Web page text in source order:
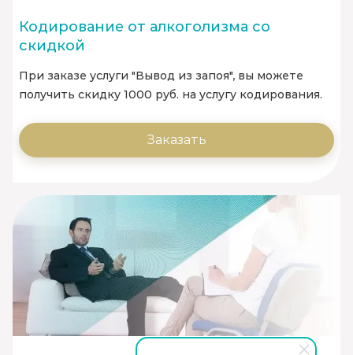
Кодирование от алкоголизма со
скидкой
При заказе услуги "Вывод из запоя", вы можете
получить скидку 1000 руб. на услугу кодирования.
Заказать